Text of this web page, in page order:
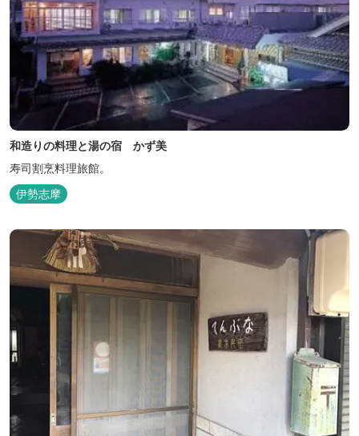
和造りの料理と湯の宿 かず美
寿司割烹料理旅館。
伊勢志摩